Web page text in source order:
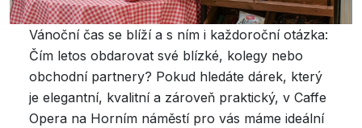
Vánoční čas se blíží a s ním i každoroční otázka:
Čím letos obdarovat své blízké, kolegy nebo
obchodní partnery? Pokud hledáte dárek, který
je elegantní, kvalitní a zároveň praktický, v Caffe
Opera na Horním náměstí pro vás máme ideální